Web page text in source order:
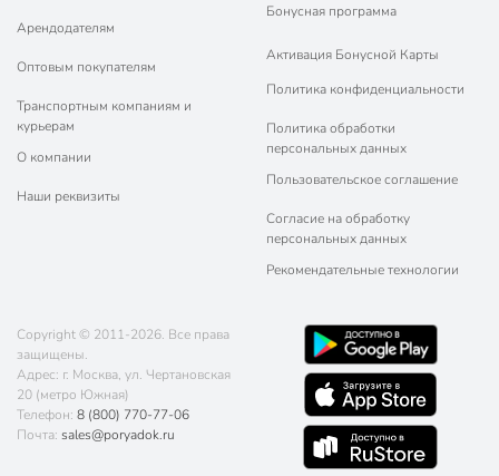
Арендодателям
Оптовым покупателям
Транспортным компаниям и
курьерам
О компании
Наши реквизиты
Бонусная программа
Активация Бонусной Карты
Политика конфиденциальности
Политика обработки
персональных данных
Пользовательское соглашение
Согласие на обработку
персональных данных
Рекомендательные технологии
Copyright © 2011-2026. Все права
защищены.
Адрес: г. Москва, ул. Чертановская
20 (метро Южная)
Телефон: 8 (800) 770-77-06
Почта: sales@poryadok.ru